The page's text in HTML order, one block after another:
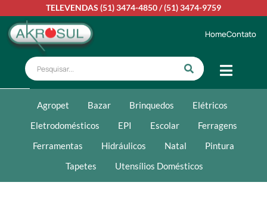
TELEVENDAS (51) 3474-4850/(51) 3474-9759
HomeContato
Agropet Bazar Brinquedos
Elétricos
Eletrodomésticos
EPI Escolar
Ferragens
Ferramentas
Hidráulicos Natal
Pintura
Tapetes
Utensílios Domésticos